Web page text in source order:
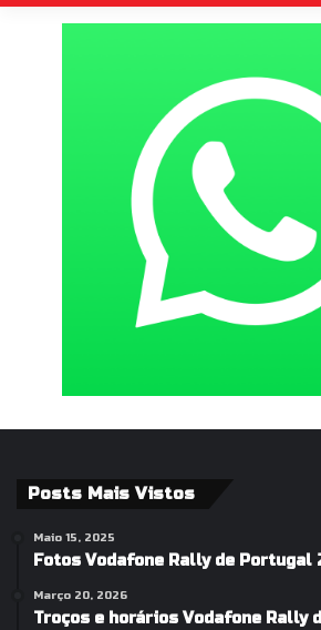
Posts Mais Vistos
Maio 15, 2025
Fotos Vodafone Rally de Portugal
Março 20, 2026
Troços e horários Vodafone Rally